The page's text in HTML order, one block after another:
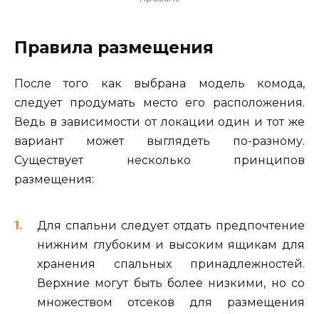
Правила размещения
После того как выбрана модель комода,
следует продумать место его расположения.
Ведь в зависимости от локации один и тот же
вариант может выглядеть по-разному.
Существует несколько принципов
размещения:
Для спальни следует отдать предпочтение
нижним глубоким и высоким ящикам для
хранения спальных принадлежностей.
Верхние могут быть более низкими, но со
множеством отсеков для размещения